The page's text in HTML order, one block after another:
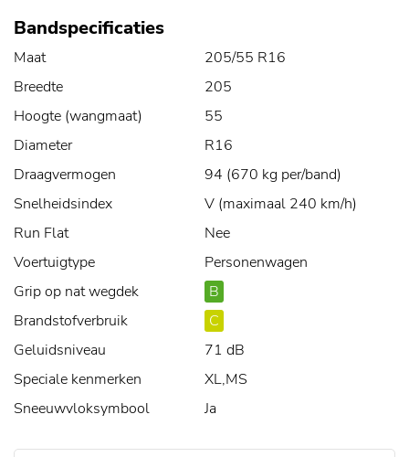
Bandspecificaties
Maat
205/55 R16
Breedte
205
Hoogte (wangmaat)
55
Diameter
R16
Draagvermogen
94 (670 kg per/band)
Snelheidsindex
V (maximaal 240 km/h)
Run Flat
Nee
Voertuigtype
Personenwagen
Grip op nat wegdek
B
Brandstofverbruik
C
Geluidsniveau
71 dB
Speciale kenmerken
XL,MS
Sneeuwvloksymbool
Ja